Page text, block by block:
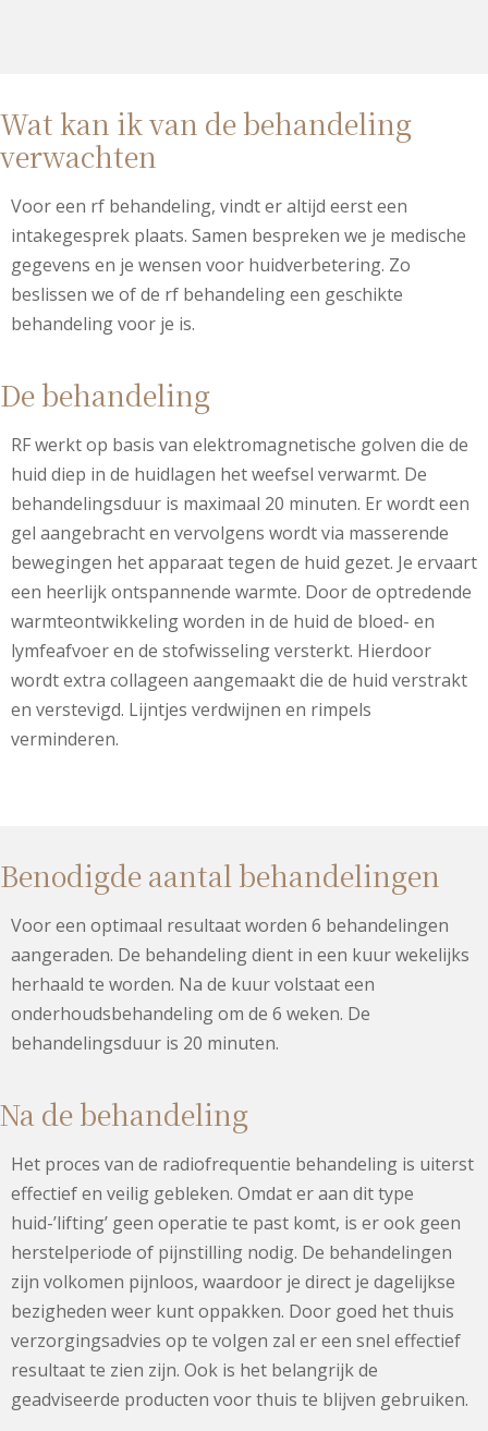
Wat kan ik van de behandeling
verwachten
Voor een rf behandeling, vindt er altijd eerst een
intakegesprek plaats. Samen bespreken we je medische
gegevens en je wensen voor huidverbetering. Zo
beslissen we of de rf behandeling een geschikte
behandeling voor je is.
De behandeling
RF werkt op basis van elektromagnetische golven die de
huid diep in de huidlagen het weefsel verwarmt. De
behandelingsduur is maximaal 20 minuten. Er wordt een
gel aangebracht en vervolgens wordt via masserende
bewegingen het apparaat tegen de huid gezet. Je ervaart
een heerlijk ontspannende warmte. Door de optredende
warmteontwikkeling worden in de huid de bloed- en
lymfeafvoer en de stofwisseling versterkt. Hierdoor
wordt extra collageen aangemaakt die de huid verstrakt
en verstevigd. Lijntjes verdwijnen en rimpels
verminderen.
Benodigde aantal behandelingen
Voor een optimaal resultaat worden 6 behandelingen
aangeraden. De behandeling dient in een kuur wekelijks
herhaald te worden. Na de kuur volstaat een
onderhoudsbehandeling om de 6 weken. De
behandelingsduur is 20 minuten.
Na de behandeling
Het proces van de radiofrequentie behandeling is uiterst
effectief en veilig gebleken. Omdat er aan dit type
huid-’lifting’ geen operatie te past komt, is er ook geen
herstelperiode of pijnstilling nodig. De behandelingen
zijn volkomen pijnloos, waardoor je direct je dagelijkse
bezigheden weer kunt oppakken. Door goed het thuis
verzorgingsadvies op te volgen zal er een snel effectief
resultaat te zien zijn. Ook is het belangrijk de
geadviseerde producten voor thuis te blijven gebruiken.